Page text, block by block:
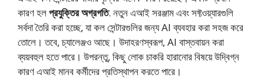
কারণ হলপ্রযুক্তির অগ্রগতি. নতুন এআই সরঞ্জাম এবং সফ্টওয়্যারগুলি
সর্বদা তৈরি করা হচ্ছে, যা কল সেন্টারগুলির জন্য AI ব্যবহার করা সহজ করে
তোলে। তবে, চ্যালেঞ্জও আছে। উদাহরণস্বরূপ, AI বাস্তবায়ন করা
ব্যয়বহুল হতে পারে। উপরন্তু, কিছু লোক চাকরি হারানোর বিষয়ে উদ্বিগ্ন
কারণ এআই মানব কর্মীদের প্রতিস্থাপন করতে পারে।